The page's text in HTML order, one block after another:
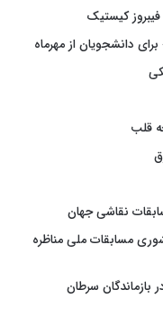
کیستیک
دانشجویان از مهرماه
قلب
نقاشی جهان
کشوری مسابقات ملی مناظره
سرطان